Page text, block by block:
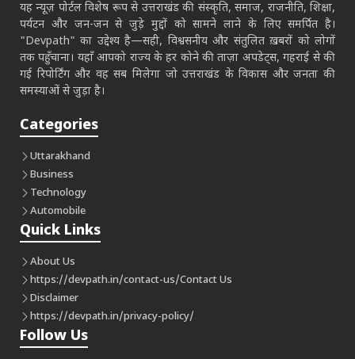
यह न्यूज़ पोर्टल विशेष रूप से उत्तराखंड की संस्कृति, समाज, राजनीति, शिक्षा,
पर्यटन और जन-जन से जुड़े मुद्दों को सामने लाने के लिए समर्पित है।
"Devpath" का उद्देश्य है—सही, विश्वसनीय और संतुलित ख़बरों को लोगों
तक पहुँचाना। यहाँ आपको राज्य के हर कोने की ताज़ा अपडेट्स, गहराई से की
गई रिपोर्टिंग और वह सब मिलेगा जो उत्तराखंड के विकास और जनता की
समस्याओं से जुड़ा है।
Categories
Uttarakhand
Business
Technology
Automobile
Quick Links
About Us
https://devpath.in/contact-us/Contact Us
Disclaimer
https://devpath.in/privacy-policy/
Follow Us